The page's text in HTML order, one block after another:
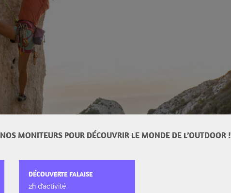
MONITEURS POUR DÉCOUVRIR LE MONDE DE L’OUTDOOR !
DÉCOUVERTE FALAISE
2h d’activité